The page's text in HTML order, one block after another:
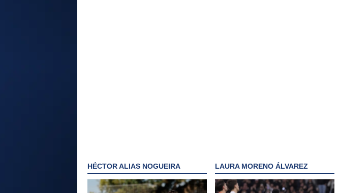
HÉCTOR ALIAS NOGUEIRA LAURA MORENO ÁLVAREZ